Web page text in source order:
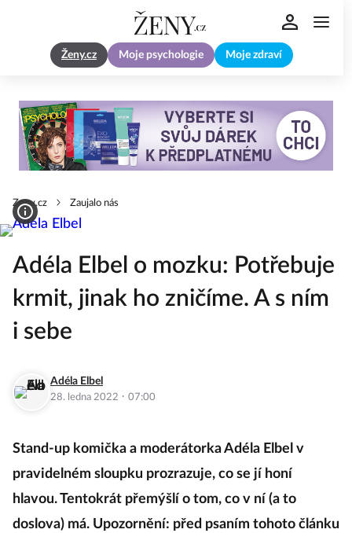
Ženy.cz Moje psychologie Moje zdraví
Zeny.cz Zaujalo nás
Adéla Elbel o mozku: Potřebuje
krmit, jinak ho zničíme. A s ním
i sebe
Adéla Elbel
28. ledna 2022 · 07:00
Stand-up komička a moderátorka Adéla Elbel v
pravidelném sloupku prozrazuje, co se jí honí
hlavou. Tentokrát přemýšlí o tom, co v ní (a to
doslova) má. Upozornění: před psaním tohoto článku